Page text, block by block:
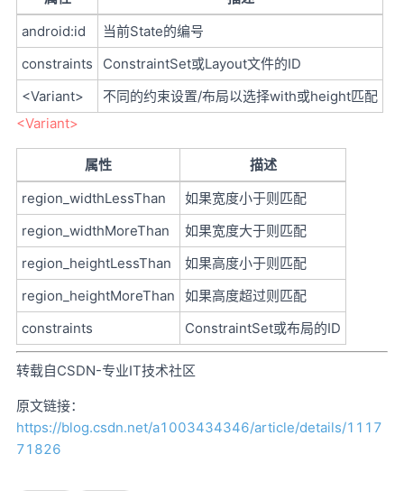
android:id
当前State的编号
constraints
ConstraintSet或Layout文件的ID
<Variant>
不同的约束设置/布局以选择with或height匹配
<Variant>
属性
描述
region_widthLessThan
如果宽度小于则匹配
region_widthMoreThan
如果宽度大于则匹配
region_heightLessThan
如果高度小于则匹配
region_heightMoreThan
如果高度超过则匹配
constraints
ConstraintSet或布局的ID
转载自CSDN-专业IT技术社区
原文链接：
https://blog.csdn.net/a1003434346/article/details/1117
71826